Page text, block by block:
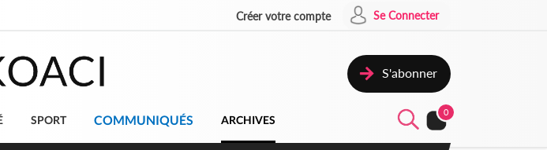
Créer votre compte Se Connecter
S'abonner
SPORT COMMUNIQUÉS ARCHIVES
0